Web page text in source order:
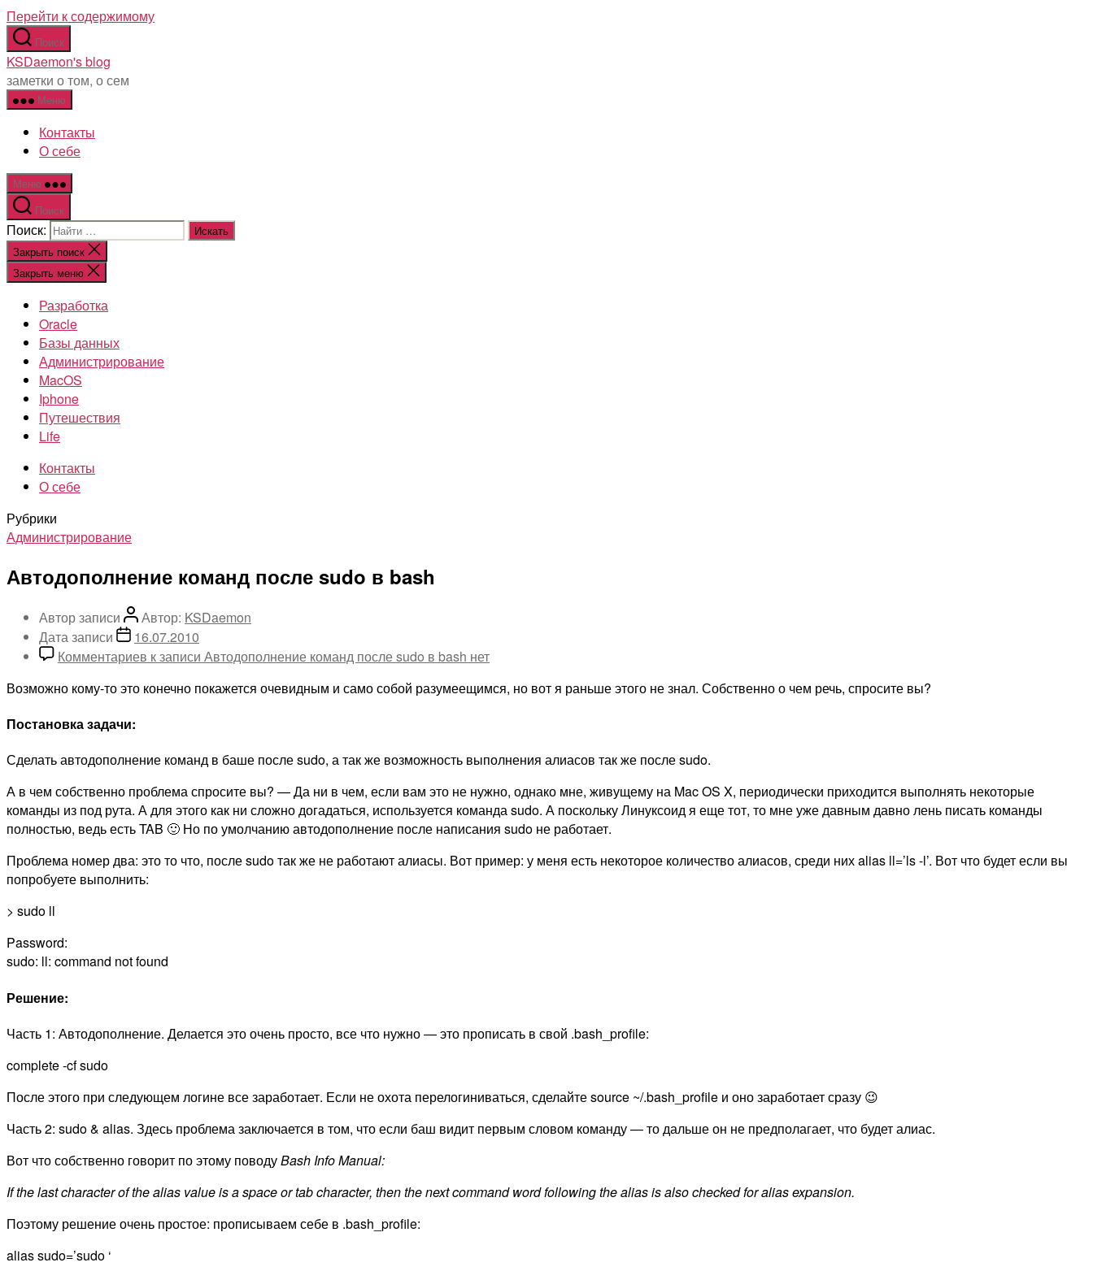
Перейти к содержимому
Поиск
KSDaemon's blog
заметки о том, о сем
Меню
Контакты
О себе
Меню
Поиск
Поиск:
Закрыть поиск
Закрыть меню
Разработка
Oracle
Базы данных
Администрирование
MacOS
Iphone
Путешествия
Life
Контакты
О себе
Рубрики
Администрирование
Автодополнение команд после sudo в bash
Автор записи Автор: KSDaemon
Дата записи
16.07.2010
Комментариев к записи Автодополнение команд после sudo в bash нет
Возможно кому-то это конечно покажется очевидным и само собой разумеещимся, но вот я раньше этого не знал. Собственно о чем речь, спросите вы?
Постановка задачи:
Сделать автодополнение команд в баше после sudo, а так же возможность выполнения алиасов так же после sudo.
А в чем собственно проблема спросите вы? — Да ни в чем, если вам это не нужно, однако мне, живущему на Mac OS X, периодически приходится выполнять некоторые
команды из под рута. А для этого как ни сложно догадаться, используется команда sudo. А поскольку Линуксоид я еще тот, то мне уже давным давно лень писать команды
полностью, ведь есть TAB 🙂 Но по умолчанию автодополнение после написания sudo не работает.
Проблема номер два: это то что, после sudo так же не работают алиасы. Вот пример: у меня есть некоторое количество алиасов, среди них alias ll=’ls -l’. Вот что будет если вы
попробуете выполнить:
> sudo ll
Password:
sudo: ll: command not found
Решение:
Часть 1: Автодополнение. Делается это очень просто, все что нужно — это прописать в свой .bash_profile:
complete -cf sudo
После этого при следующем логине все заработает. Если не охота перелогиниваться, сделайте source ~/.bash_profile и оно заработает сразу 😉
Часть 2: sudo & alias. Здесь проблема заключается в том, что если баш видит первым словом команду — то дальше он не предполагает, что будет алиас.
Вот что собственно говорит по этому поводуBash Info Manual:
If the last character of the alias value is a space or tab character, then the next command word following the alias is also checked for alias expansion.
Поэтому решение очень простое: прописываем себе в .bash_profile:
alias sudo=’sudo ‘